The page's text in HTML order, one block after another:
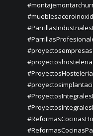
#proyectoshosteleria